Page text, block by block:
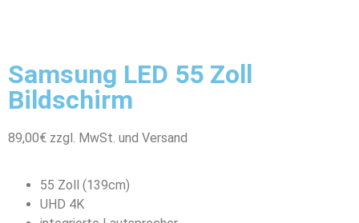
Samsung LED 55 Zoll
Bildschirm
89,00€ zzgl. MwSt. und Versand
55 Zoll (139cm)
UHD 4K